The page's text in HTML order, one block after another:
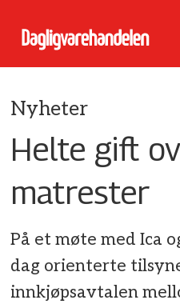
Nyheter
Helte gift
matrester
På et møte med Ica
dag orienterte
innkjøpsavtalen